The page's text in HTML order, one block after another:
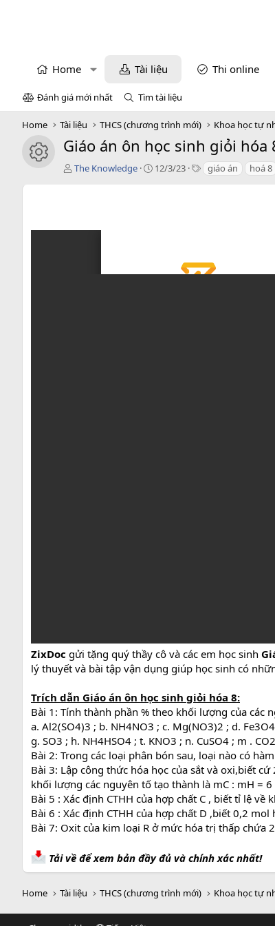
Home Tài liệu Thi online
Đánh giá mới nhất Tìm tài liệu
Home Tài liệu THCS (chương trình mới) Khoa học tự
icon tài liệu
Giáo án ôn học sinh giỏi hóa
T
ả
The Knowledge
C12/3/23
T giáo án hoá 8
ZixDoc gửi tặng quý thầy cô và các em học sinh
lý thuyết và bài tập vận dụng giúp học sinh có
Trích dẫn Giáo án ôn học sinh giỏi hóa 8:
Bài 1: Tính thành phần % theo khối lượng của các
a. Al2(SO4)3 ; b. NH4NO3 ; c. Mg(NO3)2 ; d.
g. SO3 ; h. NH4HSO4 ; t. KNO3 ; n. CuSO4 ; m .
Bài 2: Trong các loại phân bón sau, loại nào có
Bài 3: Lập công thức hóa học của sắt và oxi,biết
khối lượng các nguyên tố tạo thành là mC : mH =
Bài 5 : Xác định CTHH của hợp chất C , biết tỉ lệ
Bài 6 : Xác định CTHH của hợp chất D ,biết 0,2
Bài 7: Oxit của kim loại R ở mức hóa trị thấp chứa
Tải về để xem bản đầy đủ và chính xác nhất!
Home Tài liệu THCS (chương trình mới) Khoa học tự